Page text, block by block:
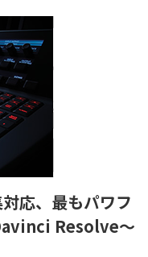
応、最もパワフ
Resolve～